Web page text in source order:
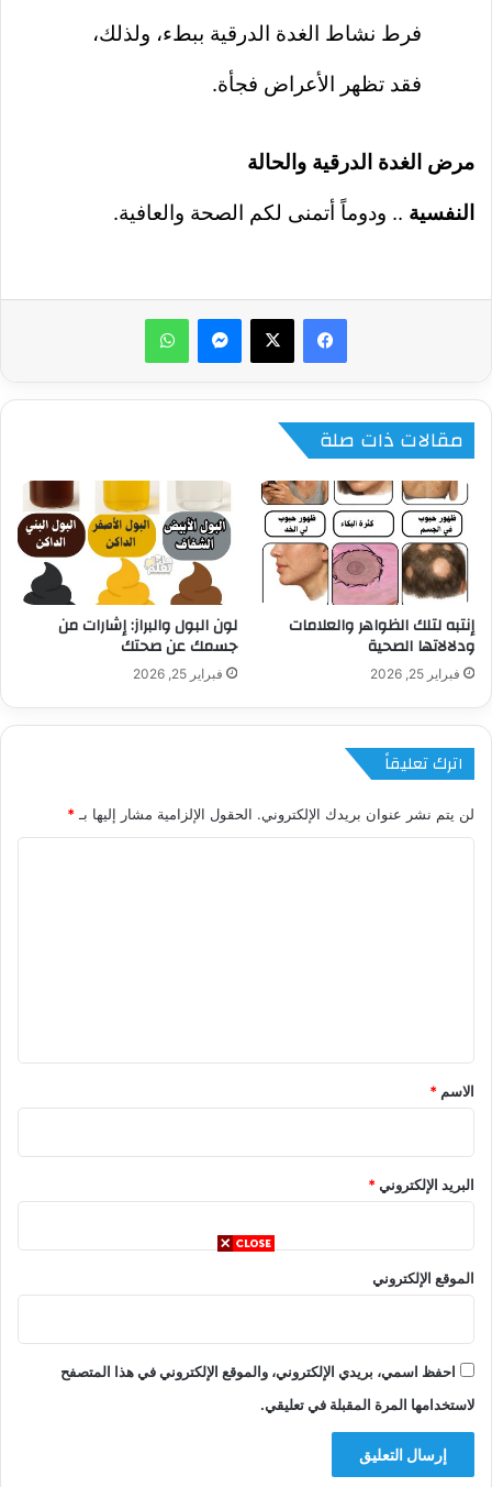
فرط نشاط الغدة الدرقية ببطء، ولذلك،
فقد تظهر الأعراض فجأة.
مرض الغدة الدرقية والحالة
النفسية .. ودوماً أتمنى لكم الصحة والعافية.
ماسنجر واتساب
مقالات ذات صلة
إنتبه لتلك الظواهر والعلامات
ودلالاتها الصحية
فبراير 25, 2026
لون البول والبراز: إشارات من
جسمك عن صحتك
فبراير 25, 2026
اترك تعليقاً
لن يتم نشر عنوان بريدك الإلكتروني. الحقول الإلزامية مشار إليها بـ *
*
الاسم *
البريد الإلكتروني*
الموقع الإلكتروني
احفظ اسمي، بريدي الإلكتروني، والموقع الإلكتروني في هذا المتصفح
لاستخدامها المرة المقبلة في تعليقي.